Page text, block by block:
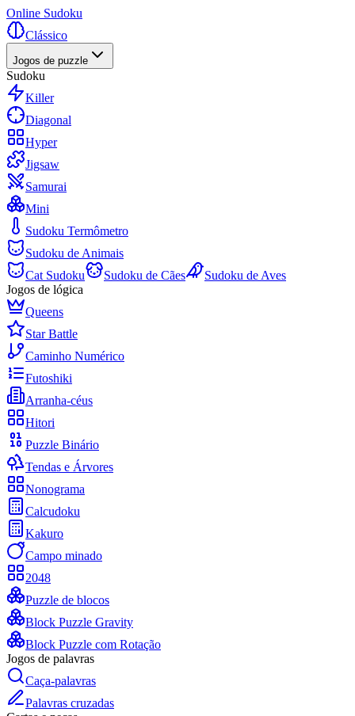
Online Sudoku
Clássico
Jogos de puzzle
Sudoku
Killer
Diagonal
Hyper
Jigsaw
Samurai
Mini
Sudoku Termômetro
Sudoku de Animais
Cat Sudoku
Sudoku de Cães
Sudoku de Aves
Jogos de lógica
Queens
Star Battle
Caminho Numérico
Futoshiki
Arranha-céus
Hitori
Puzzle Binário
Tendas e Árvores
Nonograma
Calcudoku
Kakuro
Campo minado
2048
Puzzle de blocos
Block Puzzle Gravity
Block Puzzle com Rotação
Jogos de palavras
Caça-palavras
Palavras cruzadas